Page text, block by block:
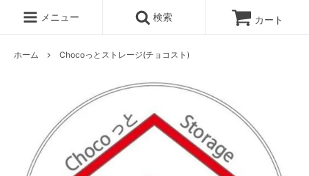
メニュー 検索 カート
ホーム Chocoっとストレージ(チョコスト)